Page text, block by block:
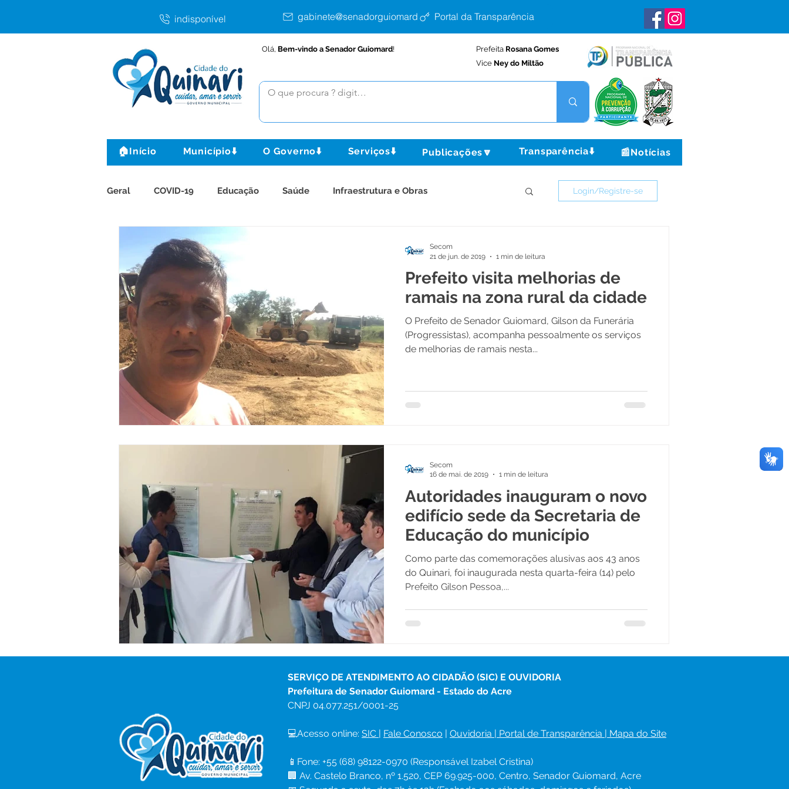
indisponível gabinete@senadorguiomard.ac.gov.brPortal da Transparência
Olá, Bem-vindo a Senador Guiomard! Prefeita Rosana Gomes
Vice Ney do Miltão
🏠Início Município⬇️ O Governo⬇️ Serviços⬇️ Publicações🔽 Transparência⬇️ 📰Notícias
Geral COVID-19 Educação Saúde Infraestrutura e Obras
Gestão e Finanças
Meio Ambiente Institucional e Governo Políticas Públicas
Cultura Desporto e Lazer Nota de Pesar Campanhas Datas Comemorativas
Vacinômetro Dengue Convênios e Parcerias
Nota de Esclarecimento Licitações Esportes Procuradoria
Defesa Civil ExpoQuinari 2025 Saúde e Educação
Saúde e Obras ExpoQuinari 2026
Login/Registre-se
Prefeito visita melhorias de
ramais na zona rural da cidade
O Prefeito de Senador Guiomard, Gilson da Funerária
(Progressistas), acompanha pessoalmente os serviços
de melhorias de ramais nesta...
Secom
21 de jun. de 2019
1 min de leitura
Autoridades inauguram o novo
edifício sede da Secretaria de
Educação do município
Como parte das comemorações alusivas aos 43 anos
do Quinari, foi inaugurada nesta quarta-feira (14) pelo
Prefeito Gilson Pessoa,...
Secom
16 de mai. de 2019
1 min de leitura
SERVIÇO DE ATENDIMENTO AO CIDADÃO (SIC) E OUVIDORIA
Prefeitura de Senador Guiomard - Estado do Acre
CNPJ 04.077.251/0001-25
💻Acesso online: SIC | Fale Conosco | Ouvidoria | Portal de Transparência | Mapa do Site
📱Fone: +55 (68) 98122-0970 (Responsável Izabel Cristina)
🏢 Av. Castelo Branco, nº 1.520, CEP 69.925-000, Centro, Senador Guiomard, Acre